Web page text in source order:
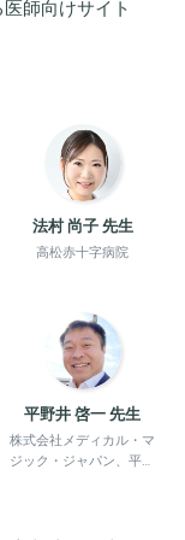
師向けサイト
法村 尚子 先生
高松赤十字病院
平野井 啓一 先生
株式会社メディカル・マ
ジック・ジャパン、平野